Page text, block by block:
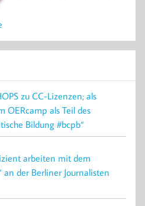
zu CC-Lizenzen; als
als Teil des
Bildung #bcpb“
arbeiten mit dem
der Berliner Journalisten